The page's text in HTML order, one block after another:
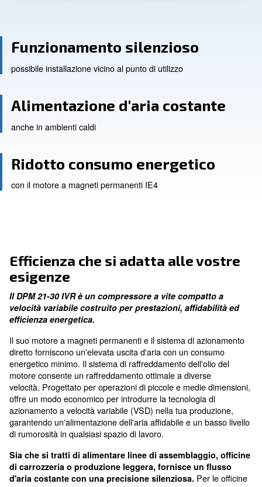
Alimentazione d'aria
anche in ambienti caldi
Ridotto consumo
con il motore a magneti permanenti IE4
Efficienza che si adatta alle